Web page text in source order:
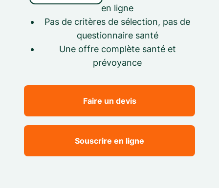
en ligne
Pas de critères de sélection, pas de
questionnaire santé
Une offre complète santé et
prévoyance
Faire un devis
Souscrire en ligne